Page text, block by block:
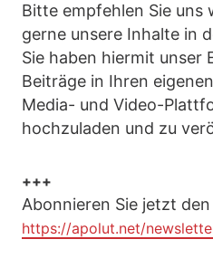
Bitte empfehlen Sie uns
gerne unsere Inhalte in
Sie haben hiermit unser
Beiträge in Ihren
Media- und Video-
hochzuladen und zu
+++
Abonnieren Sie jetzt
https://apolut.net/